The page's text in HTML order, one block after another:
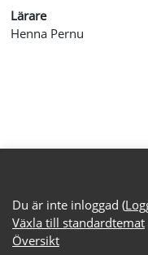
Lärare
Henna Pernu
Du är inte inloggad (
Växla till standardtemat
Översikt